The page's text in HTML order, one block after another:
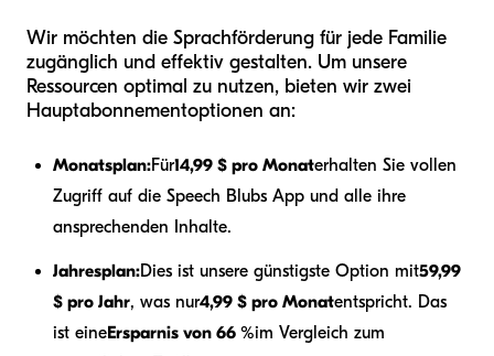
Wir möchten die Sprachförderung für jede Familie
zugänglich und effektiv gestalten. Um unsere
Ressourcen optimal zu nutzen, bieten wir zwei
Hauptabonnementoptionen an:
Monatsplan:Für14,99 $ pro Monaterhalten Sie vollen
Zugriff auf die Speech Blubs App und alle ihre
ansprechenden Inhalte.
Jahresplan:Dies ist unsere günstigste Option mit59,99
$ pro Jahr, was nur4,99 $ pro Monatentspricht. Das
ist eineErsparnis von 66 %im Vergleich zum